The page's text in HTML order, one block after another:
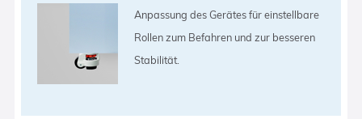
Anpassung des Gerätes für einstellbare
Rollen zum Befahren und zur besseren
Stabilität.